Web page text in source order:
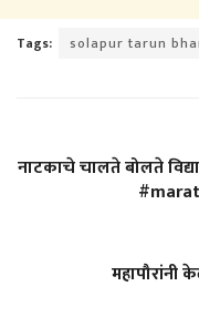
Tags: solapur tarun
नाटकाचे चालते बोलते
महापौरांनी